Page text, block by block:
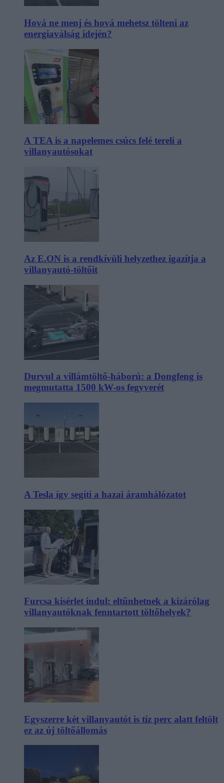
Hová ne menj és hová mehetsz tölteni az
energiaválság idején?
A TEA is a napelemes csúcs felé tereli a
villanyautósokat
Az E.ON is a rendkívüli helyzethez igazítja a
villanyautó-töltőit
Durvul a villámtöltő-háború: a Dongfeng is
megmutatta 1500 kW-os fegyverét
A Tesla így segíti a hazai áramhálózatot
Furcsa kísérlet indul: eltűnhetnek a kizárólag
villanyautóknak fenntartott töltőhelyek?
Egyszerre két villanyautót is tíz perc alatt feltölt
ez az új töltőállomás